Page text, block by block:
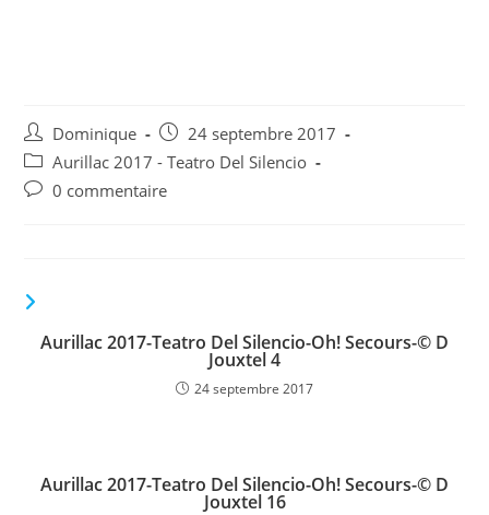
Auteur/autrice
de
la
publication :
Dominique
Publication
publiée :
24 septembre 2017
Post
category:
Aurillac 2017 - Teatro Del Silencio
Commentaires
0 commentaire
Aurillac 2017-Teatro Del Silencio-Oh! Secours-© D
Jouxtel 4
24 septembre 2017
Aurillac 2017-Teatro Del Silencio-Oh! Secours-© D
Jouxtel 16